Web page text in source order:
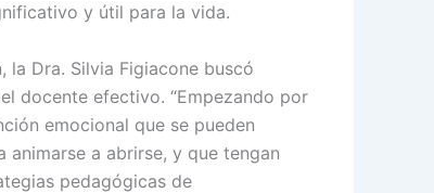
y útil para la vida.
la Dra. Silvia Figiacone buscó
docente efectivo. “Empezando por
emocional que se pueden
a abrirse, y que tengan
pedagógicas de